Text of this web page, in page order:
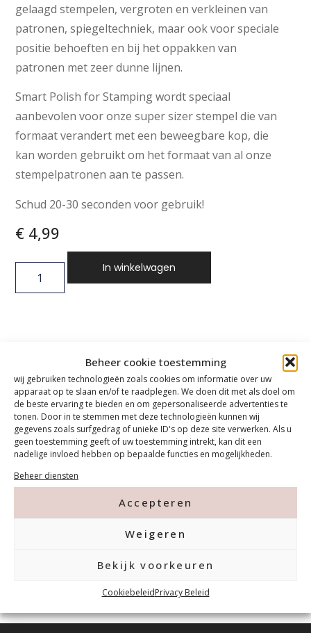
Beheer cookie toestemming
wij gebruiken technologieën zoals cookies om informatie over uw
apparaat op te slaan en/of te raadplegen. We doen dit met als doel om
de beste ervaring te bieden en om gepersonaliseerde advertenties te
tonen. Door in te stemmen met deze technologieën kunnen wij
gegevens zoals surfgedrag of unieke ID's op deze site verwerken. Als u
geen toestemming geeft of uw toestemming intrekt, kan dit een
nadelige invloed hebben op bepaalde functies en mogelijkheden.
Beheer diensten
Accepteren
Weigeren
Bekijk voorkeuren
CookiebeleidPrivacy Beleid
gelaagd stempelen, vergroten en verkleinen van
patronen, spiegeltechniek, maar ook voor speciale
positie behoeften en bij het oppakken van
patronen met zeer dunne lijnen.
Smart Polish for Stamping wordt speciaal
aanbevolen voor onze super sizer stempel die van
formaat verandert met een beweegbare kop, die
kan worden gebruikt om het formaat van al onze
stempelpatronen aan te passen.
Schud 20-30 seconden voor gebruik!
€ 4,99
In winkelwagen